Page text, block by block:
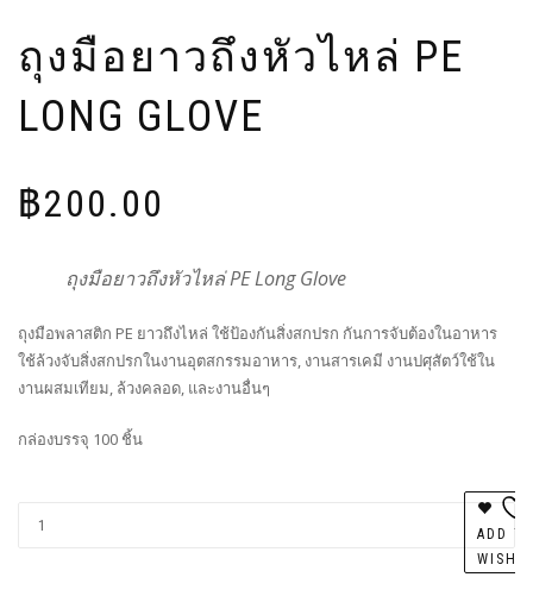
ถุงมือยาวถึงหัวไหล่ PE
LONG GLOVE
฿200.00
ถุงมือยาวถึงหัวไหล่ PE Long Glove
ถุงมือพลาสติก PE ยาวถึงไหล่ ใช้ป้องกันสิ่งสกปรก กันการจับต้องในอาหาร
ใช้ล้วงจับสิ่งสกปรกในงานอุตสกรรมอาหาร, งานสารเคมี งานปศุสัตว์ใช้ใน
งานผสมเทียม, ล้วงคลอด, และงานอื่นๆ
กล่องบรรจุ 100 ชิ้น
ADD